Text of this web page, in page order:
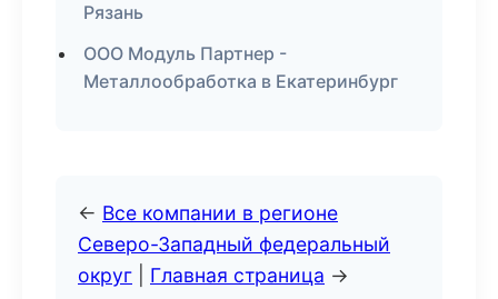
Рязань
ООО Модуль Партнер -
Металлообработка в Екатеринбург
← Все компании в регионе
Северо-Западный федеральный
округ
Главная страница →